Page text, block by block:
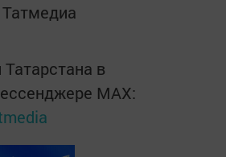
Татмедиа
в
MАХ: